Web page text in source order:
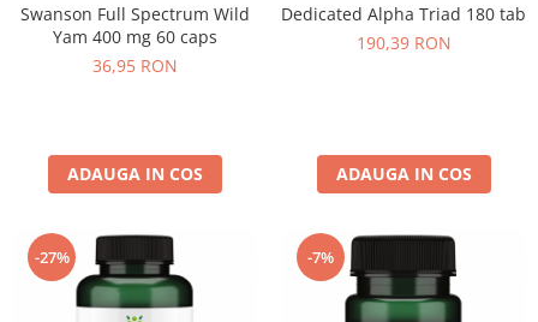
Swanson Full Spectrum Wild
Yam 400 mg 60 caps
36,95 RON
ADAUGA IN COS
Dedicated Alpha Triad 180 tab
190,39 RON
ADAUGA IN COS
-27% -7%